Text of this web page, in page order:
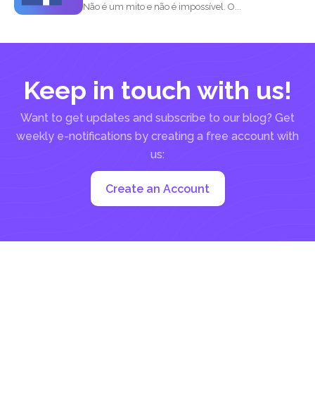
Não é um mito e não é impossível. O...
Keep in touch with us!
Want to get updates and subscribe to our blog? Get
weekly e-notifications by creating a free account with
us:
Create an Account